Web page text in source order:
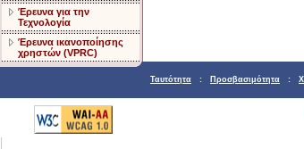
Έρευνα για την
Τεχνολογία
Έρευνα ικανοποίησης
χρηστών (VPRC)
Ταυτότητα : Προσβασιμότητα :